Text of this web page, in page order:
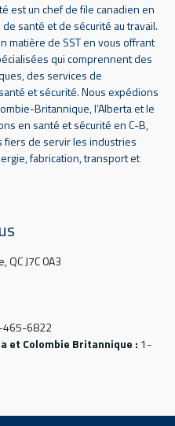
est un chef de file canadien en
santé et de sécurité au travail.
matière de SST en vous offrant
qui comprennent des
des services de
et sécurité. Nous expédions
Britannique, l’Alberta et le
en santé et sécurité en C-B,
fiers de servir les industries
fabrication, transport et
J7C 0A3
6822
et Colombie Britannique : 1-